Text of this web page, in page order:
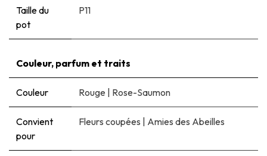
Taille du
pot
P11
Couleur, parfum et traits
Couleur Rouge | Rose-Saumon
Convient
pour
Fleurs coupées | Amies des Abeilles